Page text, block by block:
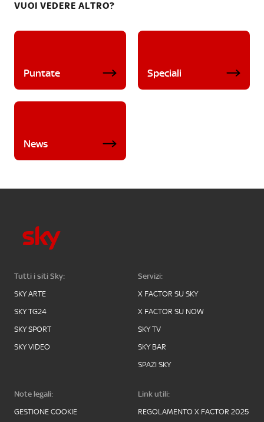
VUOI VEDERE ALTRO?
Puntate Speciali
News
Tutti i siti Sky:
SKY ARTE
SKY TG24
SKY SPORT
SKY VIDEO
Servizi:
X FACTOR SU SKY
X FACTOR SU NOW
SKY TV
SKY BAR
SPAZI SKY
Note legali:
GESTIONE COOKIE
Link utili:
REGOLAMENTO X FACTOR 2025